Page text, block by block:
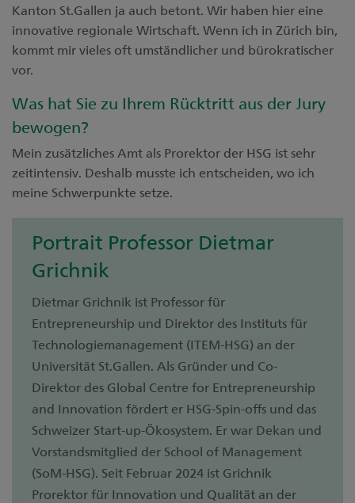
Kanton St.Gallen ja auch betont. Wir haben hier eine
innovative regionale Wirtschaft. Wenn ich in Zürich bin,
kommt mir vieles oft umständlicher und bürokratischer
vor.
Was hat Sie zu Ihrem Rücktritt aus der Jury
bewogen?
Mein zusätzliches Amt als Prorektor der HSG ist sehr
zeitintensiv. Deshalb musste ich entscheiden, wo ich
meine Schwerpunkte setze.
Portrait Professor Dietmar
Grichnik
Dietmar Grichnik ist Professor für
Entrepreneurship und Direktor des Instituts für
Technologiemanagement (ITEM-HSG) an der
Universität St.Gallen. Als Gründer und Co-
Direktor des Global Centre for Entrepreneurship
and Innovation fördert er HSG-Spin-offs und das
Schweizer Start-up-Ökosystem. Er war Dekan und
Vorstandsmitglied der School of Management
(SoM-HSG). Seit Februar 2024 ist Grichnik
Prorektor für Innovation und Qualität an der